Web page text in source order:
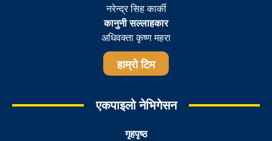
नरेन्द्र सिह कार्की
कानुनी सल्लाहकार
अधिवक्ता कृष्ण महरा
हाम्रो टिम
एकपाइलो नेभिगेसन
गृहपृष्ठ